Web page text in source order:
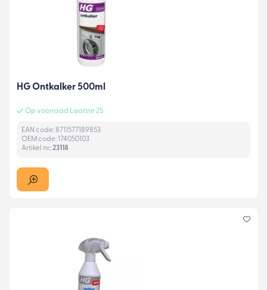
HG Ontkalker 500ml
Op voorraad Laatste 25
EAN code: 8711577189853
OEM code: 174050103
Artikel nr.:23118